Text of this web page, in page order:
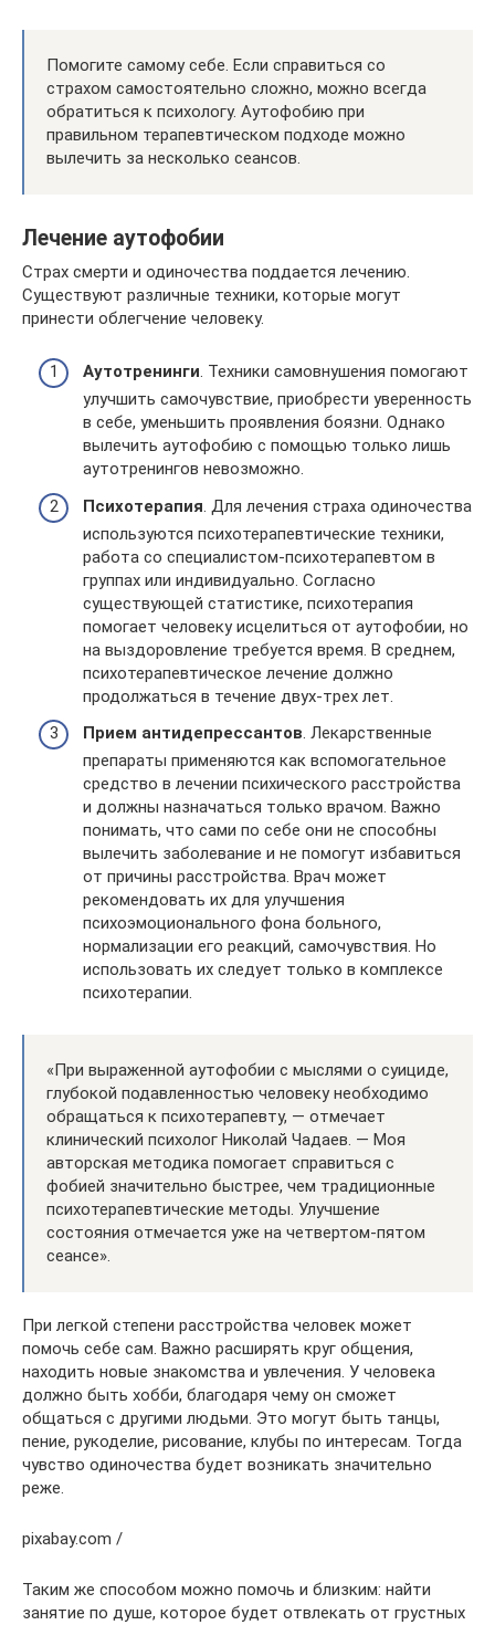
Помогите самому себе. Если справиться со
страхом самостоятельно сложно, можно всегда
обратиться к психологу. Аутофобию при
правильном терапевтическом подходе можно
вылечить за несколько сеансов.
Лечение аутофобии
Страх смерти и одиночества поддается лечению.
Существуют различные техники, которые могут
принести облегчение человеку.
Аутотренинги. Техники самовнушения помогают
улучшить самочувствие, приобрести уверенность
в себе, уменьшить проявления боязни. Однако
вылечить аутофобию с помощью только лишь
аутотренингов невозможно.
Психотерапия. Для лечения страха одиночества
используются психотерапевтические техники,
работа со специалистом-психотерапевтом в
группах или индивидуально. Согласно
существующей статистике, психотерапия
помогает человеку исцелиться от аутофобии, но
на выздоровление требуется время. В среднем,
психотерапевтическое лечение должно
продолжаться в течение двух-трех лет.
Прием антидепрессантов. Лекарственные
препараты применяются как вспомогательное
средство в лечении психического расстройства
и должны назначаться только врачом. Важно
понимать, что сами по себе они не способны
вылечить заболевание и не помогут избавиться
от причины расстройства. Врач может
рекомендовать их для улучшения
психоэмоционального фона больного,
нормализации его реакций, самочувствия. Но
использовать их следует только в комплексе
психотерапии.
«При выраженной аутофобии с мыслями о суициде,
глубокой подавленностью человеку необходимо
обращаться к психотерапевту, — отмечает
клинический психолог Николай Чадаев. — Моя
авторская методика помогает справиться с
фобией значительно быстрее, чем традиционные
психотерапевтические методы. Улучшение
состояния отмечается уже на четвертом-пятом
сеансе».
При легкой степени расстройства человек может
помочь себе сам. Важно расширять круг общения,
находить новые знакомства и увлечения. У человека
должно быть хобби, благодаря чему он сможет
общаться с другими людьми. Это могут быть танцы,
пение, рукоделие, рисование, клубы по интересам. Тогда
чувство одиночества будет возникать значительно
реже.
pixabay.com /
Таким же способом можно помочь и близким: найти
занятие по душе, которое будет отвлекать от грустных